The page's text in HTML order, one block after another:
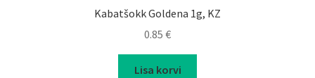
Kabatšokk Goldena 1g, KZ
0.85 €
Lisa korvi